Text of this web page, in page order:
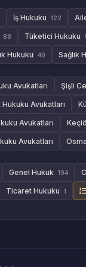
İş Hukuku 122
88 Tüketici Hukuku
Hukuku 40 Sağlık
Avukatları Şişli
Avukatları
Avukatları
Avukatları
Genel Hukuk 194
Ticaret Hukuku 1